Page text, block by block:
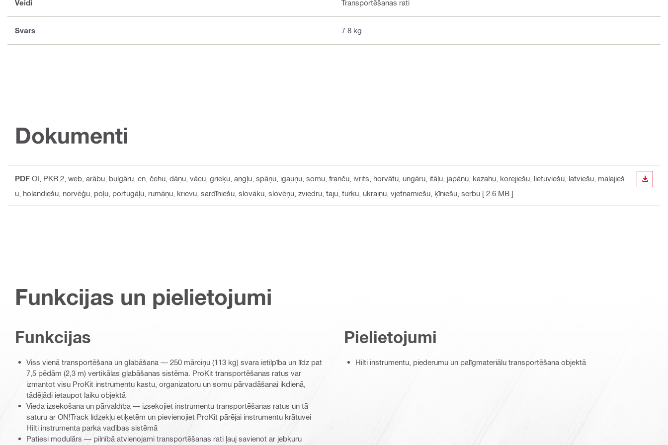
Veidi Transportēšanas rati
Svars 7.8 kg
Dokumenti
PDF OI, PKR 2, web , arābu, bulgāru, cn, čehu, dāņu, vācu, grieķu, angļu, spāņu, igauņu, somu, franču, ivrits, horvātu, ungāru, itāļu, japāņu, kazahu, korejiešu, lietuviešu, latviešu, malajieš
u, holandiešu, norvēģu, poļu, portugāļu, rumāņu, krievu, sardīniešu, slovāku, slovēņu, zviedru, taju, turku, ukraiņu, vjetnamiešu, ķīniešu, serbu [ 2.6 MB ]
Funkcijas un pielietojumi
Funkcijas
Viss vienā transportēšana un glabāšana — 250 mārciņu (113 kg) svara ietilpība un līdz pat
7,5 pēdām (2,3 m) vertikālas glabāšanas sistēma. ProKit transportēšanas ratus var
izmantot visu ProKit instrumentu kastu, organizatoru un somu pārvadāšanai ikdienā,
tādējādi ietaupot laiku objektā
Vieda izsekošana un pārvaldība — izsekojiet instrumentu transportēšanas ratus un tā
saturu ar ON!Track līdzekļu etiķetēm un pievienojiet ProKit pārējai instrumentu krātuvei
Hilti instrumenta parka vadības sistēmā
Patiesi modulārs — pilnībā atvienojami transportēšanas rati ļauj savienot ar jebkuru
Pielietojumi
Hilti instrumentu, piederumu un palīgmateriālu transportēšana objektā